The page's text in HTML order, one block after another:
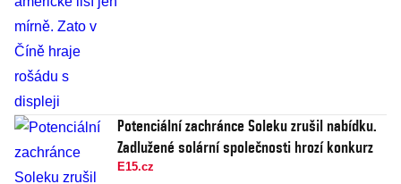
Potenciální zachránce Soleku zrušil nabídku.
Zadlužené solární společnosti hrozí konkurz
E15.cz